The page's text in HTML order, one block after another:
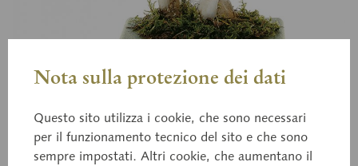
Nota sulla protezione dei dati
Questo sito utilizza i cookie, che sono necessari
per il funzionamento tecnico del sito e che sono
sempre impostati. Altri cookie, che aumentano il